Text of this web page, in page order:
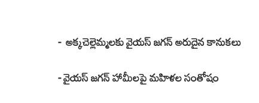
- అక్క‌చెల్లెమ్మ‌ల‌కు వైయ‌స్ జ‌గ‌న్ అరుదైన కానుక‌లు
- వైయ‌స్ జ‌గ‌న్ హామీల‌పై మ‌హిళ‌ల సంతోషం